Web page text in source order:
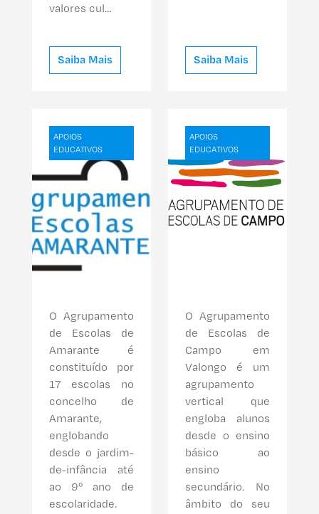
valores cul…
Saiba Mais Saiba Mais
APOIOS
EDUCATIVOS
O Agrupamento
de Escolas de
Amarante é
constituído por
17 escolas no
concelho de
Amarante,
englobando
desde o jardim-
de-infância até
ao 9º ano de
escolaridade.
APOIOS
EDUCATIVOS
O Agrupamento
de Escolas de
Campo em
Valongo é um
agrupamento
vertical que
engloba alunos
desde o ensino
básico ao
ensino
secundário. No
âmbito do seu